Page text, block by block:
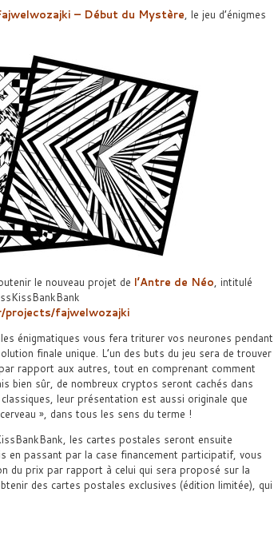
– Début du Mystère, le jeu d’énigmes
le nouveau projet de l’Antre de Néo, intitulé
projects/fajwelwozajki
énigmatiques vous fera triturer vos neurones pendant
finale unique. L’un des buts du jeu sera de trouver
rapport aux autres, tout en comprenant comment
bien sûr, de nombreux cryptos seront cachés dans
leur présentation est aussi originale que
», dans tous les sens du terme !
les cartes postales seront ensuite
en passant par la case financement participatif, vous
du prix par rapport à celui qui sera proposé sur la
des cartes postales exclusives (édition limitée), qui